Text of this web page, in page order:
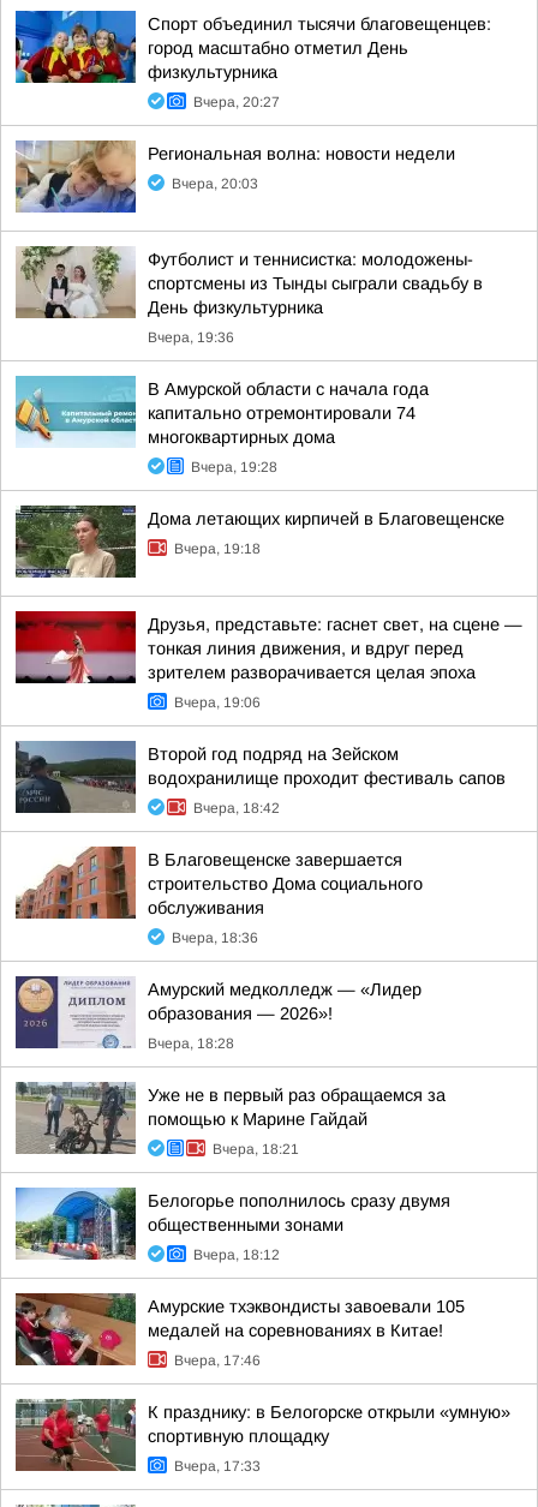
Спорт объединил тысячи благовещенцев:
город масштабно отметил День
физкультурника
Вчера, 20:27
Региональная волна: новости недели
Вчера, 20:03
Футболист и теннисистка: молодожены-
спортсмены из Тынды сыграли свадьбу в
День физкультурника
Вчера, 19:36
В Амурской области с начала года
капитально отремонтировали 74
многоквартирных дома
Вчера, 19:28
Дома летающих кирпичей в Благовещенске
Вчера, 19:18
Друзья, представьте: гаснет свет, на сцене —
тонкая линия движения, и вдруг перед
зрителем разворачивается целая эпоха
Вчера, 19:06
Второй год подряд на Зейском
водохранилище проходит фестиваль сапов
Вчера, 18:42
В Благовещенске завершается
строительство Дома социального
обслуживания
Вчера, 18:36
Амурский медколледж — «Лидер
образования — 2026»!
Вчера, 18:28
Уже не в первый раз обращаемся за
помощью к Марине Гайдай
Вчера, 18:21
Белогорье пополнилось сразу двумя
общественными зонами
Вчера, 18:12
Амурские тхэквондисты завоевали 105
медалей на соревнованиях в Китае!
Вчера, 17:46
К празднику: в Белогорске открыли «умную»
спортивную площадку
Вчера, 17:33